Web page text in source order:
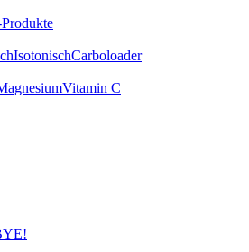
IsotonischCarboloader
Vitamin C